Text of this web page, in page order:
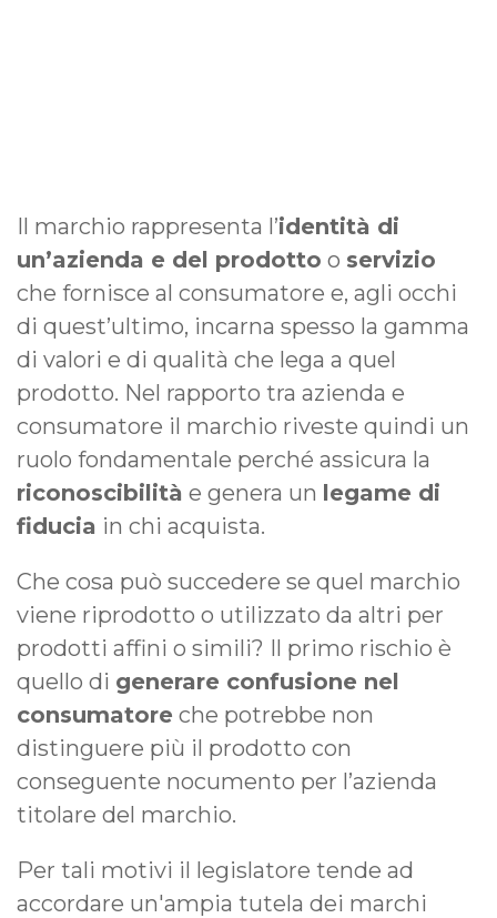
Il marchio rappresenta l’identità di
un’azienda e del prodotto o servizio
che fornisce al consumatore e, agli occhi
di quest’ultimo, incarna spesso la gamma
di valori e di qualità che lega a quel
prodotto. Nel rapporto tra azienda e
consumatore il marchio riveste quindi un
ruolo fondamentale perché assicura la
riconoscibilità e genera un legame di
fiducia in chi acquista.
Che cosa può succedere se quel marchio
viene riprodotto o utilizzato da altri per
prodotti affini o simili? Il primo rischio è
quello di generare confusione nel
consumatore che potrebbe non
distinguere più il prodotto con
conseguente nocumento per l’azienda
titolare del marchio.
Per tali motivi il legislatore tende ad
accordare un'ampia tutela dei marchi